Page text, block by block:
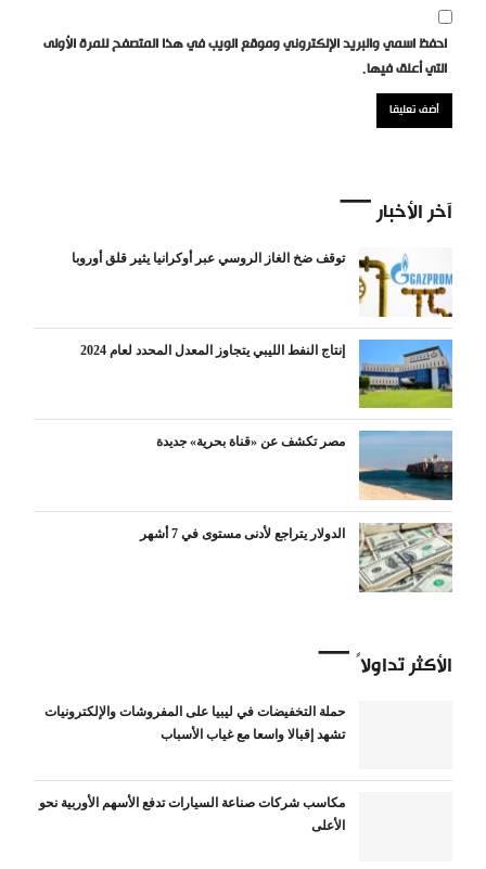
احفظ اسمي والبريد الإلكتروني وموقع الويب في هذا المتصفح للمرة الأولى
التي أعلق فيها.
آخر الأخبار
توقف ضخ الغاز الروسي عبر أوكرانيا يثير قلق أوروبا
إنتاج النفط الليبي يتجاوز المعدل المحدد لعام 2024
مصر تكشف عن «قناة بحرية» جديدة
الدولار يتراجع لأدنى مستوى في 7 أشهر
الأكثر تداولاً
حملة التخفيضات في ليبيا على المفروشات والإلكترونيات
تشهد إقبالا واسعا مع غياب الأسباب
مكاسب شركات صناعة السيارات تدفع الأسهم الأوربية نحو
الأعلى